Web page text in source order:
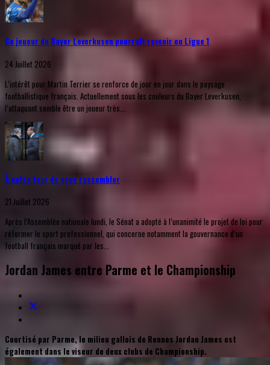
Ce joueur du Bayer Leverkusen pourrait revenir en Ligue 1
24 Juillet 2026
L’intérêt pour Martin Terrier se renforce de jour en jour dans le paysage
footballistique français. Actuellement sous les couleurs du Bayer Leverkusen,
l’attaquant semble être un joueur très...
À notre tour de nous rassembler
21 Juillet 2026
Après l’Assemblée nationale lundi, le Sénat a adopté à l’unanimité le projet de loi pour
réformer le sport professionnel, qui concerne notamment la gouvernance d’un
football français marqué par les...
Jordan James entre Parme et le Championship
Courtisé par Parme, le milieu gallois de Rennes Jordan James est
également dans le viseur de deux clubs de Championship.